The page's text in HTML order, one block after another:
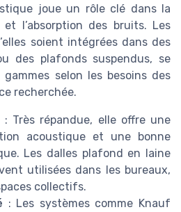
joue un rôle clé dans la
l’absorption des bruits. Les
soient intégrées dans des
des plafonds suspendus, se
selon les besoins des
recherchée.
: Très répandue, elle offre une
acoustique et une bonne
Les dalles plafond en laine
utilisées dans les bureaux,
collectifs.
: Les systèmes comme Knauf